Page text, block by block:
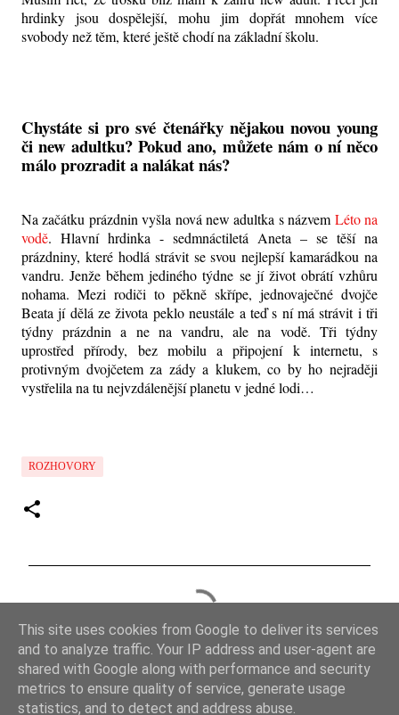
hrdinky jsou dospělejší, mohu jim dopřát mnohem více
svobody než těm, které ještě chodí na základní školu.
Chystáte si pro své čtenářky nějakou novou young
či new adultku? Pokud ano, můžete nám o ní něco
málo prozradit a nalákat nás?
Na začátku prázdnin vyšla nová new adultka s názvem Léto na
vodě. Hlavní hrdinka - sedmnáctiletá Aneta – se těší na
prázdniny, které hodlá strávit se svou nejlepší kamarádkou na
vandru. Jenže během jediného týdne se jí život obrátí vzhůru
nohama. Mezi rodiči to pěkně skřípe, jednovaječné dvojče
Beata jí dělá ze života peklo neustále a teď s ní má strávit i tři
týdny prázdnin a ne na vandru, ale na vodě. Tři týdny
uprostřed přírody, bez mobilu a připojení k internetu, s
protivným dvojčetem za zády a klukem, co by ho nejraději
vystřelila na tu nejvzdálenější planetu v jedné lodi…
ROZHOVORY
o
m
e
n
This site uses cookies from Google to deliver its services
and to analyze traffic. Your IP address and user-agent are
shared with Google along with performance and security
metrics to ensure quality of service, generate usage
statistics, and to detect and address abuse.